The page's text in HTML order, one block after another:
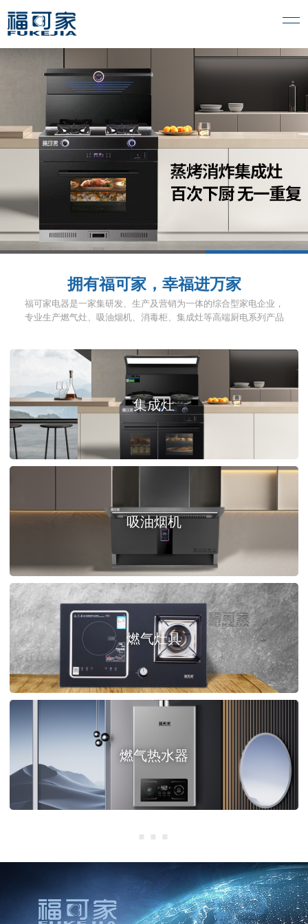
拥有福可家，幸福进万家
福可家电器是一家集研发、生产及营销为一体的综合型家电企业，
专业生产燃气灶、吸油烟机、消毒柜、集成灶等高端厨电系列产品
集成灶
吸油烟机
燃气灶具
燃气热水器